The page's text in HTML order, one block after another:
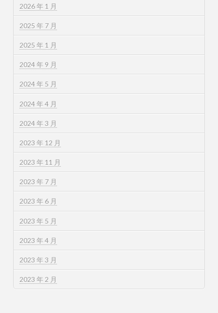
2026 年 1 月
2025 年 7 月
2025 年 1 月
2024 年 9 月
2024 年 5 月
2024 年 4 月
2024 年 3 月
2023 年 12 月
2023 年 11 月
2023 年 7 月
2023 年 6 月
2023 年 5 月
2023 年 4 月
2023 年 3 月
2023 年 2 月